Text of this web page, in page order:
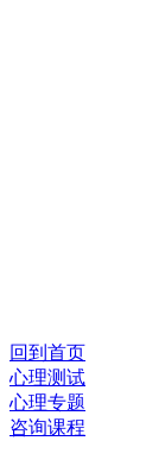
回到首页
心理测试
心理专题
咨询课程